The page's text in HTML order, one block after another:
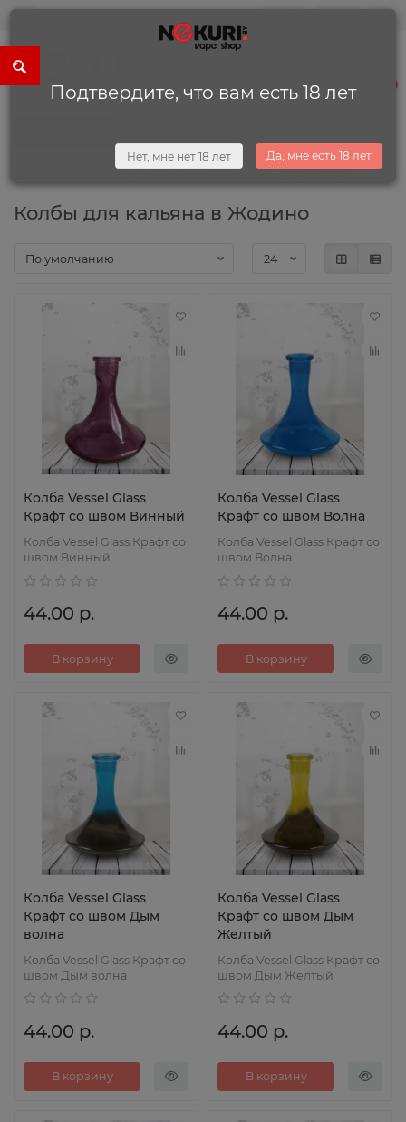
Колбы для кальяна в Жодино
Колба Vessel Glass
Крафт со швом Винный
Колба Vessel Glass Крафт со
швом Винный
44.00 р.
В корзину
Колба Vessel Glass
Крафт со швом Волна
Колба Vessel Glass Крафт со
швом Волна
44.00 р.
В корзину
Колба Vessel Glass
Крафт со швом Дым
волна
Колба Vessel Glass Крафт со
швом Дым волна
44.00 р.
В корзину
Колба Vessel Glass
Крафт со швом Дым
Желтый
Колба Vessel Glass Крафт со
швом Дым Желтый
44.00 р.
В корзину
Подтвердите, что вам есть 18 лет
Нет, мне нет 18 лет Да, мне есть 18 лет